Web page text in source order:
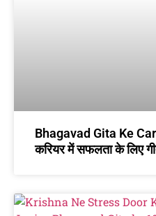
Bhagavad Gita Ke
करियर में सफलता के लिए